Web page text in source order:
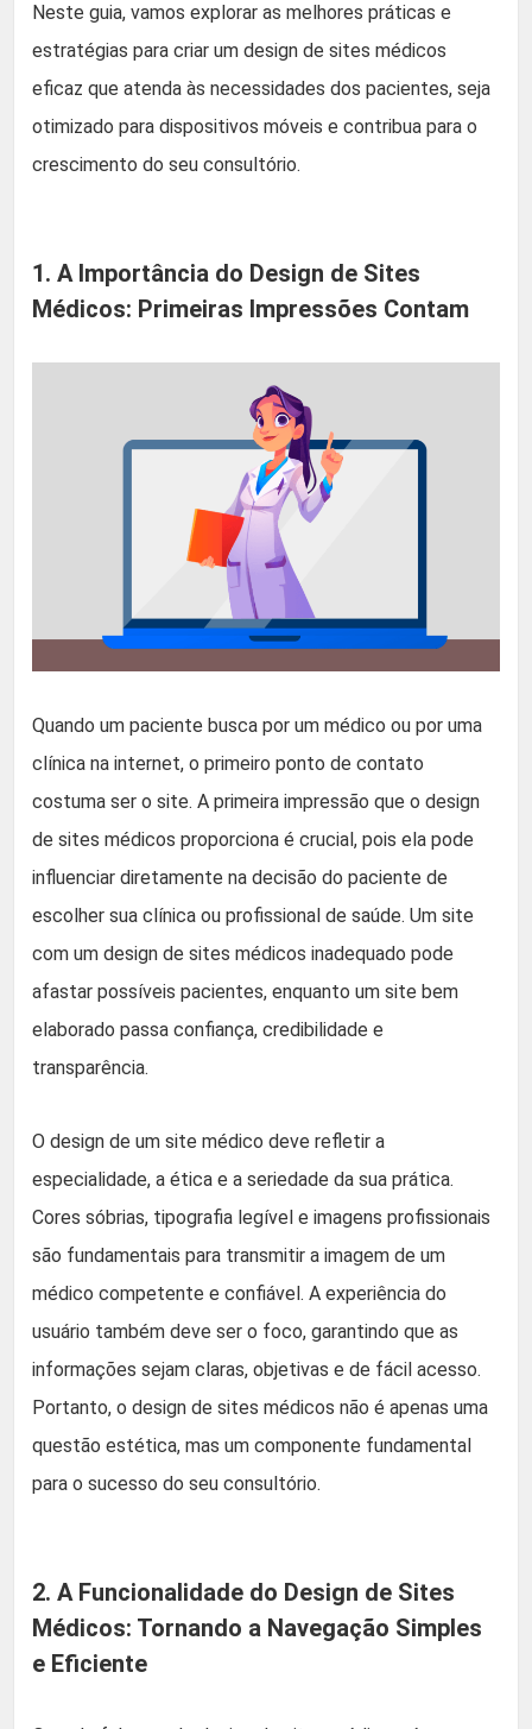
Neste guia, vamos explorar as melhores práticas e
estratégias para criar um design de sites médicos
eficaz que atenda às necessidades dos pacientes, seja
otimizado para dispositivos móveis e contribua para o
crescimento do seu consultório.
1. A Importância do Design de Sites
Médicos: Primeiras Impressões Contam
Quando um paciente busca por um médico ou por uma
clínica na internet, o primeiro ponto de contato
costuma ser o site. A primeira impressão que o design
de sites médicos proporciona é crucial, pois ela pode
influenciar diretamente na decisão do paciente de
escolher sua clínica ou profissional de saúde. Um site
com um design de sites médicos inadequado pode
afastar possíveis pacientes, enquanto um site bem
elaborado passa confiança, credibilidade e
transparência.
O design de um site médico deve refletir a
especialidade, a ética e a seriedade da sua prática.
Cores sóbrias, tipografia legível e imagens profissionais
são fundamentais para transmitir a imagem de um
médico competente e confiável. A experiência do
usuário também deve ser o foco, garantindo que as
informações sejam claras, objetivas e de fácil acesso.
Portanto, o design de sites médicos não é apenas uma
questão estética, mas um componente fundamental
para o sucesso do seu consultório.
2. A Funcionalidade do Design de Sites
Médicos: Tornando a Navegação Simples
e Eficiente